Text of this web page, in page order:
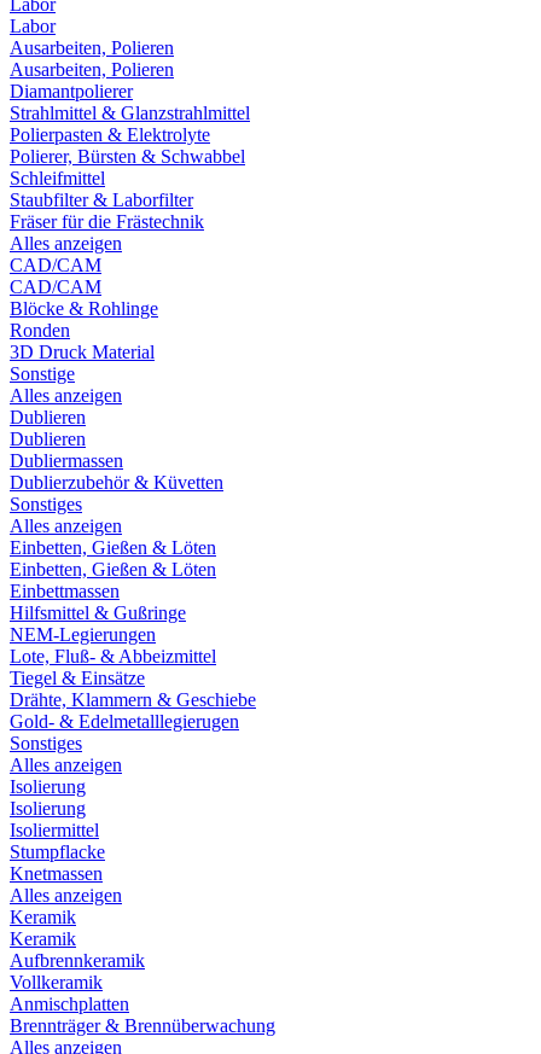
Labor
Labor
Ausarbeiten, Polieren
Ausarbeiten, Polieren
Diamantpolierer
Strahlmittel & Glanzstrahlmittel
Polierpasten & Elektrolyte
Polierer, Bürsten & Schwabbel
Schleifmittel
Staubfilter & Laborfilter
Fräser für die Frästechnik
Alles anzeigen
CAD/CAM
CAD/CAM
Blöcke & Rohlinge
Ronden
3D Druck Material
Sonstige
Alles anzeigen
Dublieren
Dublieren
Dubliermassen
Dublierzubehör & Küvetten
Sonstiges
Alles anzeigen
Einbetten, Gießen & Löten
Einbetten, Gießen & Löten
Einbettmassen
Hilfsmittel & Gußringe
NEM-Legierungen
Lote, Fluß- & Abbeizmittel
Tiegel & Einsätze
Drähte, Klammern & Geschiebe
Gold- & Edelmetalllegierugen
Sonstiges
Alles anzeigen
Isolierung
Isolierung
Isoliermittel
Stumpflacke
Knetmassen
Alles anzeigen
Keramik
Keramik
Aufbrennkeramik
Vollkeramik
Anmischplatten
Brennträger & Brennüberwachung
Alles anzeigen